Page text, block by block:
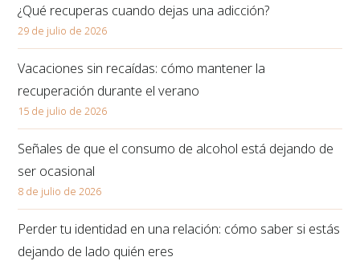
¿Qué recuperas cuando dejas una adicción?
29 de julio de 2026
Vacaciones sin recaídas: cómo mantener la
recuperación durante el verano
15 de julio de 2026
Señales de que el consumo de alcohol está dejando de
ser ocasional
8 de julio de 2026
Perder tu identidad en una relación: cómo saber si estás
dejando de lado quién eres